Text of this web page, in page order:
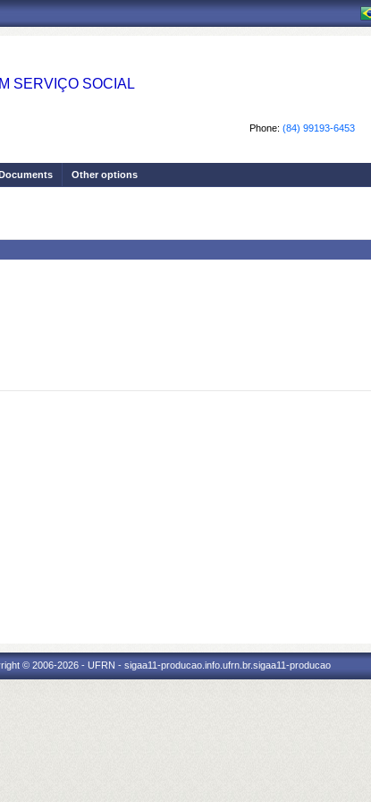
SERVIÇO SOCIAL
Phone: (84) 99193-6453
Other options
© 2006-2026 - UFRN - sigaa11-producao.info.ufrn.br.sigaa11-producao